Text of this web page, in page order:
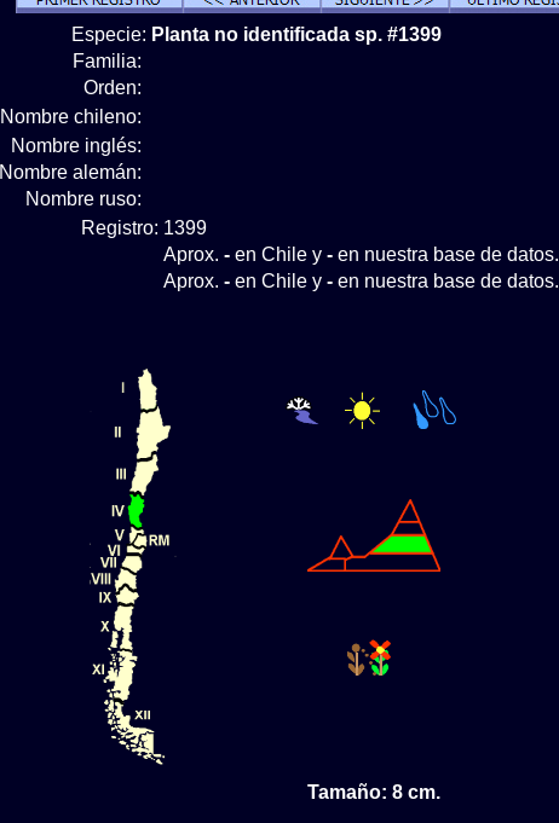
Especie: Planta no identificada sp. #1399
Familia:
Orden:
Nombre chileno:
Nombre inglés:
Nombre alemán:
Nombre ruso:
Registro: 1399
Aprox. - en Chile y - en nuestra base de datos.
Aprox. - en Chile y - en nuestra base de datos.
Tamaño: 8 cm.